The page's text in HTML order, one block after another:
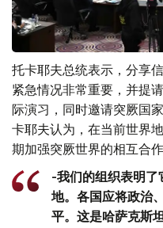
托卡耶夫总统表示，分享
紧急情况非常重要，并提
际演习，同时邀请突厥国
卡耶夫认为，在当前世界
期加强突厥世界的相互合
-我们的组织表明了
地。各国应将政治
平。这是哈萨克斯